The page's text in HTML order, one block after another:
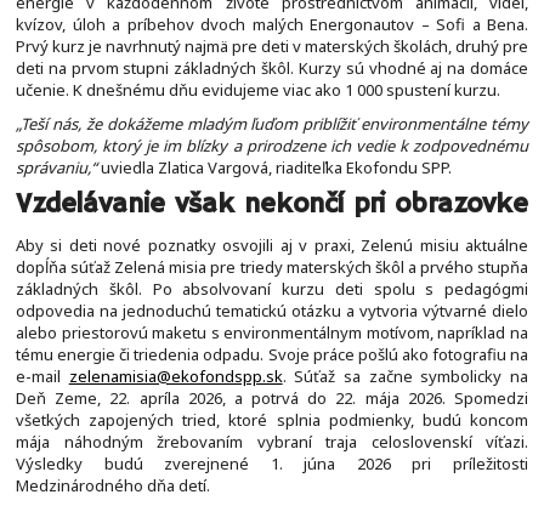
kvízov, úloh a príbehov dvoch malých Energonautov – Sofi a Bena.
Prvý kurz je navrhnutý najmä pre deti v materských školách, druhý pre
deti na prvom stupni základných škôl. Kurzy sú vhodné aj na domáce
učenie. K dnešnému dňu evidujeme viac ako 1 000 spustení kurzu.
„Teší nás, že dokážeme mladým ľuďom priblížiť environmentálne témy
spôsobom, ktorý je im blízky a prirodzene ich vedie k zodpovednému
správaniu,“uviedla Zlatica Vargová, riaditeľka Ekofondu SPP.
Vzdelávanie však nekončí pri obrazovke
Aby si deti nové poznatky osvojili aj v praxi, Zelenú misiu aktuálne
dopĺňa súťaž Zelená misia pre triedy materských škôl a prvého stupňa
základných škôl. Po absolvovaní kurzu deti spolu s pedagógmi
odpovedia na jednoduchú tematickú otázku a vytvoria výtvarné dielo
alebo priestorovú maketu s environmentálnym motívom, napríklad na
tému energie či triedenia odpadu. Svoje práce pošlú ako fotografiu na
e-mail zelenamisia@ekofondspp.sk. Súťaž sa začne symbolicky na
Deň Zeme, 22. apríla 2026, a potrvá do 22. mája 2026. Spomedzi
všetkých zapojených tried, ktoré splnia podmienky, budú koncom
mája náhodným žrebovaním vybraní traja celoslovenskí víťazi.
Výsledky budú zverejnené 1. júna 2026 pri príležitosti
Medzinárodného dňa detí.